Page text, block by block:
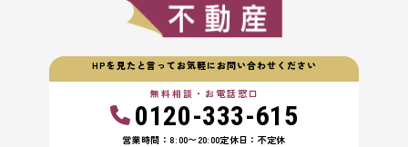
HPを見たと言ってお気軽にお問い合わせください
無料相談・お電話窓口
0120-333-615
営業時間：8:00〜20:00定休日：不定休